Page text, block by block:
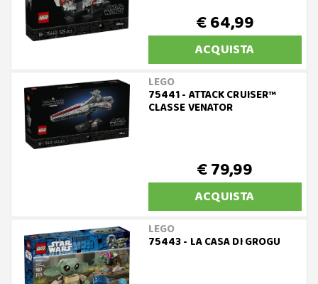
€ 64,99
ACQUISTA
LEGO
75441 - ATTACK CRUISER™
CLASSE VENATOR
€ 79,99
ACQUISTA
LEGO
75443 - LA CASA DI GROGU